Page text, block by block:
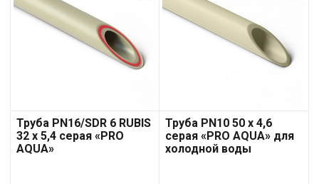
Труба PN16/SDR 6 RUBIS
32 x 5,4 серая «PRO
AQUA»
Труба PN10 50 x 4,6
серая «PRO AQUA» для
холодной воды